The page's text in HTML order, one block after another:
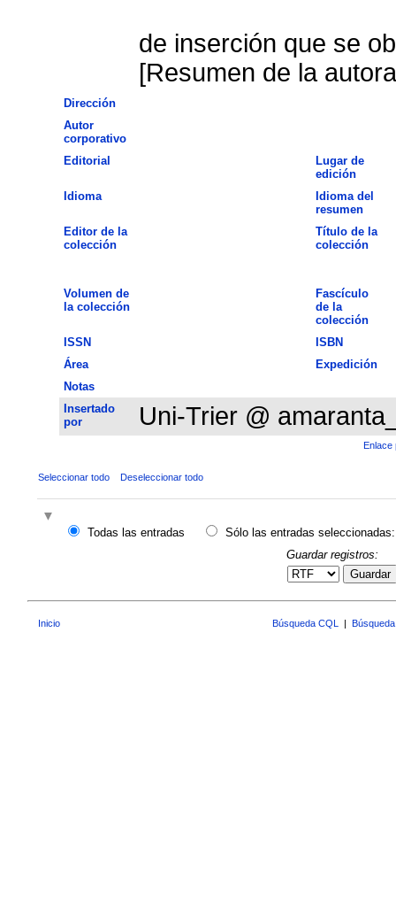
de inserción que se
[Resumen de la
Dirección
Autor
corporativo
Editorial
Lugar de
edición
Idioma
Idioma del
resumen
Editor de la
colección
Título de la
colección
Volumen de
la colección
Fascículo
de la
colección
ISSN
ISBN
Área
Expedición
Notas
Insertado
por
Uni-Trier @
Enlace
Seleccionar todo Deseleccionar todo
Todas las entradas
Sólo las entradas seleccionadas:
Guardar registros:
Guardar
Inicio Búsqueda CQL